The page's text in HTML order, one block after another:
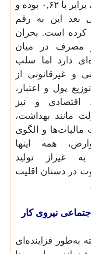
کرده‌اند که این رقم در سال ۸۴ برابر با ۰,۶۲ بوده و
سال بعد این به رقم
پیدا کرده است. بحران
و مصرف در میان
دارد اما سلب
و غیرقانونی از
پول و اعتبار،
اقتصادی و نیز
مانند بهداشت،
مالیات‌ها و الگوی
همه اینها
غیر‌از تولید
در دستان اقلیت
نیروی کار
به‌طور فزاینده‌ای